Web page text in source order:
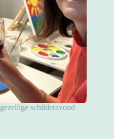
schilderavond